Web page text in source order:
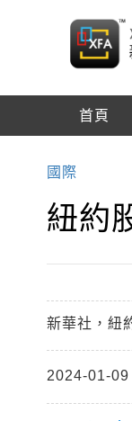
首頁
國際
紐約
新華社，紐
2024-01-